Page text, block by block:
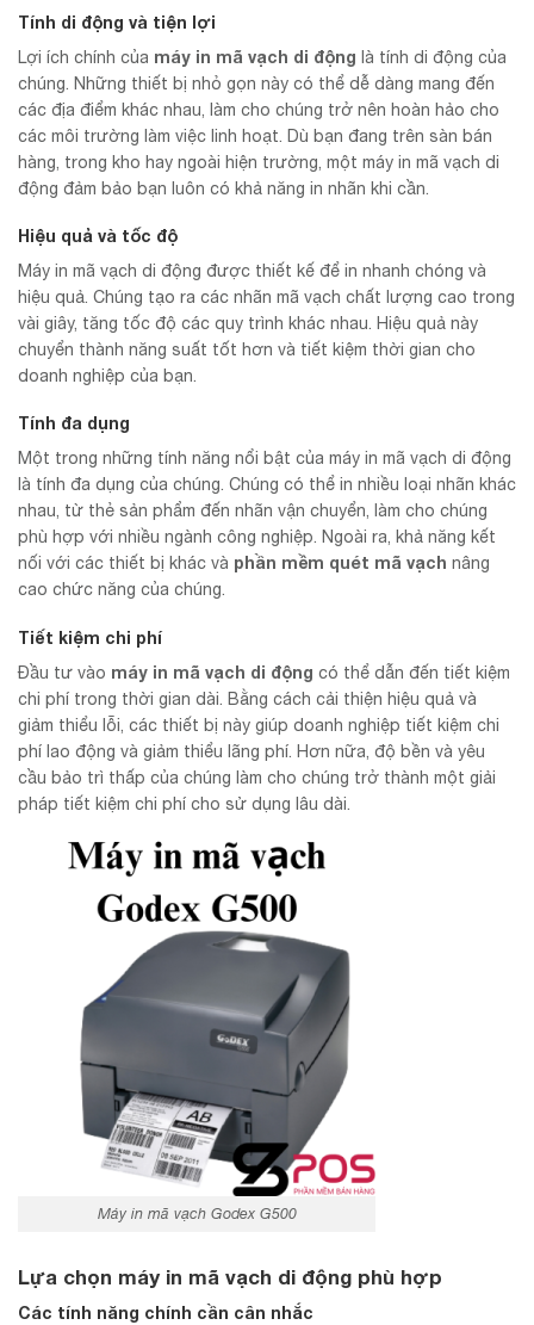
Tính di động và tiện lợi
Lợi ích chính của máy in mã vạch di động là tính di động của
chúng. Những thiết bị nhỏ gọn này có thể dễ dàng mang đến
các địa điểm khác nhau, làm cho chúng trở nên hoàn hảo cho
các môi trường làm việc linh hoạt. Dù bạn đang trên sàn bán
hàng, trong kho hay ngoài hiện trường, một máy in mã vạch di
động đảm bảo bạn luôn có khả năng in nhãn khi cần.
Hiệu quả và tốc độ
Máy in mã vạch di động được thiết kế để in nhanh chóng và
hiệu quả. Chúng tạo ra các nhãn mã vạch chất lượng cao trong
vài giây, tăng tốc độ các quy trình khác nhau. Hiệu quả này
chuyển thành năng suất tốt hơn và tiết kiệm thời gian cho
doanh nghiệp của bạn.
Tính đa dụng
Một trong những tính năng nổi bật của máy in mã vạch di động
là tính đa dụng của chúng. Chúng có thể in nhiều loại nhãn khác
nhau, từ thẻ sản phẩm đến nhãn vận chuyển, làm cho chúng
phù hợp với nhiều ngành công nghiệp. Ngoài ra, khả năng kết
nối với các thiết bị khác và phần mềm quét mã vạch nâng
cao chức năng của chúng.
Tiết kiệm chi phí
Đầu tư vào máy in mã vạch di động có thể dẫn đến tiết kiệm
chi phí trong thời gian dài. Bằng cách cải thiện hiệu quả và
giảm thiểu lỗi, các thiết bị này giúp doanh nghiệp tiết kiệm chi
phí lao động và giảm thiểu lãng phí. Hơn nữa, độ bền và yêu
cầu bảo trì thấp của chúng làm cho chúng trở thành một giải
pháp tiết kiệm chi phí cho sử dụng lâu dài.
Máy in mã vạch Godex G500
Lựa chọn máy in mã vạch di động phù hợp
Các tính năng chính cần cân nhắc